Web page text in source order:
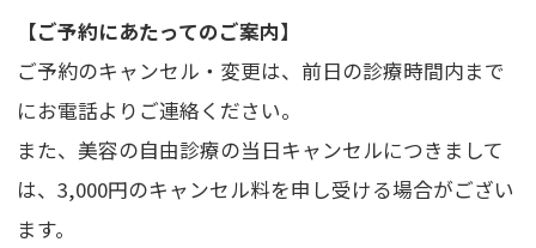
【ご予約にあたってのご案内】
ご予約のキャンセル・変更は、前日の診療時間内まで
にお電話よりご連絡ください。
また、美容の自由診療の当日キャンセルにつきまして
は、3,000円のキャンセル料を申し受ける場合がござい
ます。